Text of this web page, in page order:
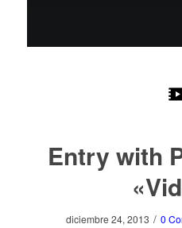
Entry with
diciembre 24, 2013 / 0